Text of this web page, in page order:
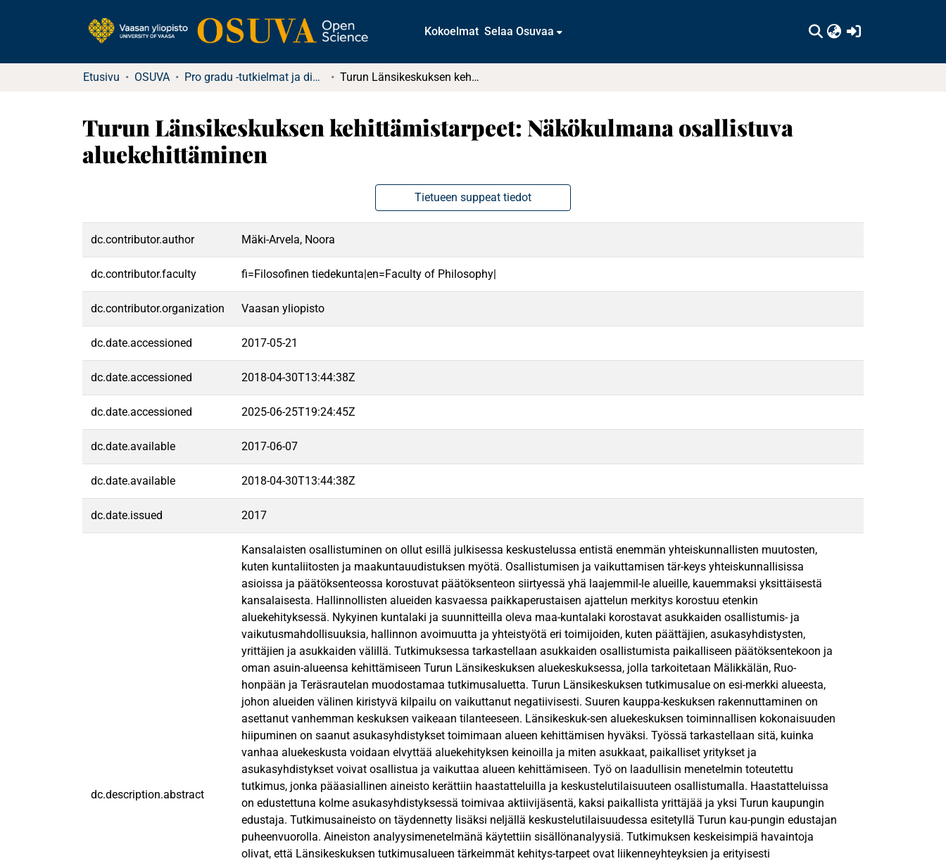
Kokoelmat Selaa Osuvaa
Etusivu OSUVA Pro gradu -tutkielmat ja diplomityöt (rajattu saatavuus) Turun Länsikeskuksen kehittämistarpeet: Näkökulmana osallistuva aluekehittäminen
Turun Länsikeskuksen kehittämistarpeet: Näkökulmana osallistuva
aluekehittäminen
Tietueen suppeat tiedot
dc.contributor.author Mäki-Arvela, Noora
dc.contributor.faculty fi=Filosofinen tiedekunta|en=Faculty of Philosophy|
dc.contributor.organization Vaasan yliopisto
dc.date.accessioned 2017-05-21
dc.date.accessioned 2018-04-30T13:44:38Z
dc.date.accessioned 2025-06-25T19:24:45Z
dc.date.available 2017-06-07
dc.date.available 2018-04-30T13:44:38Z
dc.date.issued 2017
dc.description.abstract
Kansalaisten osallistuminen on ollut esillä julkisessa keskustelussa entistä enemmän yhteiskunnallisten muutosten,
kuten kuntaliitosten ja maakuntauudistuksen myötä. Osallistumisen ja vaikuttamisen tär-keys yhteiskunnallisissa
asioissa ja päätöksenteossa korostuvat päätöksenteon siirtyessä yhä laajemmil-le alueille, kauemmaksi yksittäisestä
kansalaisesta. Hallinnollisten alueiden kasvaessa paikkaperustaisen ajattelun merkitys korostuu etenkin
aluekehityksessä. Nykyinen kuntalaki ja suunnitteilla oleva maa-kuntalaki korostavat asukkaiden osallistumis- ja
vaikutusmahdollisuuksia, hallinnon avoimuutta ja yhteistyötä eri toimijoiden, kuten päättäjien, asukasyhdistysten,
yrittäjien ja asukkaiden välillä. Tutkimuksessa tarkastellaan asukkaiden osallistumista paikalliseen päätöksentekoon ja
oman asuin-alueensa kehittämiseen Turun Länsikeskuksen aluekeskuksessa, jolla tarkoitetaan Mälikkälän, Ruo-
honpään ja Teräsrautelan muodostamaa tutkimusaluetta. Turun Länsikeskuksen tutkimusalue on esi-merkki alueesta,
johon alueiden välinen kiristyvä kilpailu on vaikuttanut negatiivisesti. Suuren kauppa-keskuksen rakennuttaminen on
asettanut vanhemman keskuksen vaikeaan tilanteeseen. Länsikeskuk-sen aluekeskuksen toiminnallisen kokonaisuuden
hiipuminen on saanut asukasyhdistykset toimimaan alueen kehittämisen hyväksi. Työssä tarkastellaan sitä, kuinka
vanhaa aluekeskusta voidaan elvyttää aluekehityksen keinoilla ja miten asukkaat, paikalliset yritykset ja
asukasyhdistykset voivat osallistua ja vaikuttaa alueen kehittämiseen. Työ on laadullisin menetelmin toteutettu
tutkimus, jonka pääasiallinen aineisto kerättiin haastatteluilla ja keskustelutilaisuuteen osallistumalla. Haastatteluissa
on edustettuna kolme asukasyhdistyksessä toimivaa aktiivijäsentä, kaksi paikallista yrittäjää ja yksi Turun kaupungin
edustaja. Tutkimusaineisto on täydennetty lisäksi neljällä keskustelutilaisuudessa esitetyllä Turun kau-pungin edustajan
puheenvuorolla. Aineiston analyysimenetelmänä käytettiin sisällönanalyysiä. Tutkimuksen keskeisimpiä havaintoja
olivat, että Länsikeskuksen tutkimusalueen tärkeimmät kehitys-tarpeet ovat liikenneyhteyksien ja erityisesti